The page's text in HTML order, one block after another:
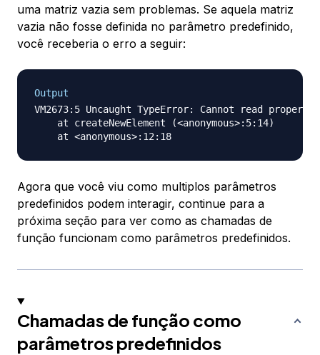
uma matriz vazia sem problemas. Se aquela matriz
vazia não fosse definida no parâmetro predefinido,
você receberia o erro a seguir:
Output
VM2673:5 Uncaught TypeError: Cannot read
    at createNewElement (<anonymous>:5:14)
Agora que você viu como multiplos parâmetros
predefinidos podem interagir, continue para a
próxima seção para ver como as chamadas de
função funcionam como parâmetros predefinidos.
Chamadas de função como
parâmetros predefinidos